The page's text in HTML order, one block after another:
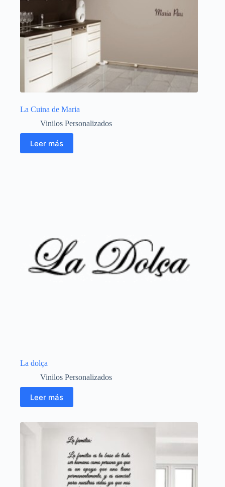
La Cuina de Maria
Vinilos Personalizados
Leer más
La dolça
Vinilos Personalizados
Leer más